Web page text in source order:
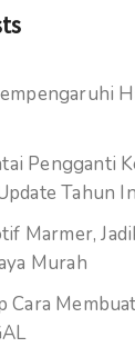
Pengganti
Tahun
Marmer,
Murah
Cara